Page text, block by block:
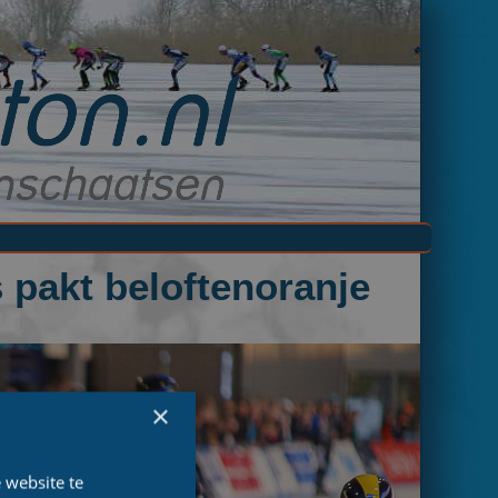
pakt beloftenoranje
×
website te